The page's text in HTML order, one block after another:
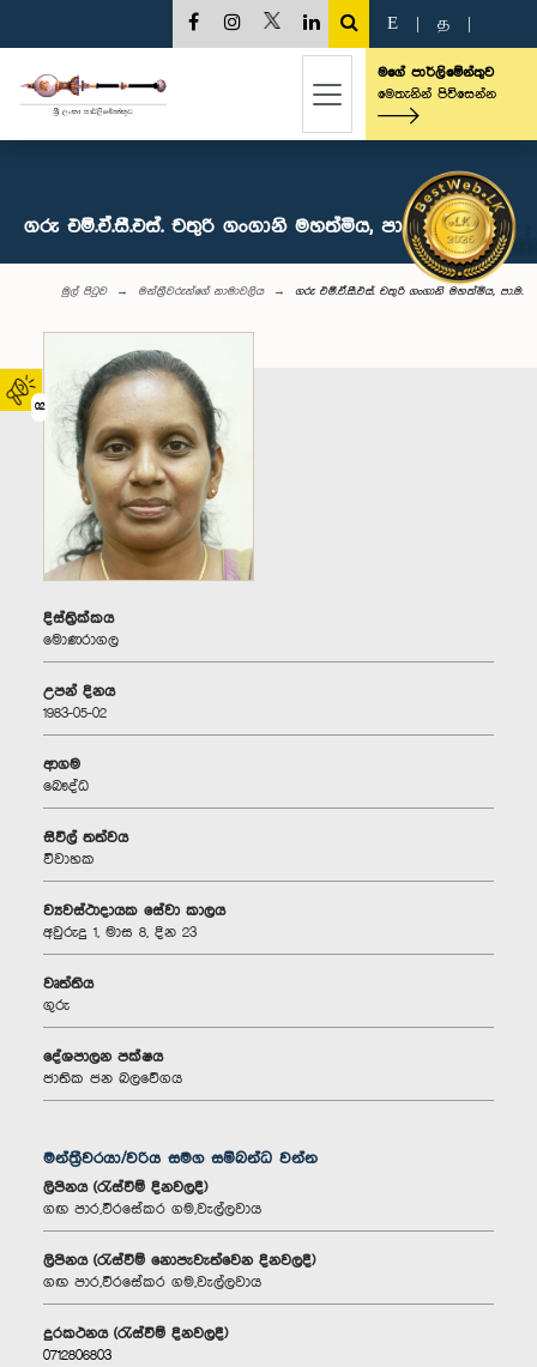
02
E த
මගේ පාර්ලිමේන්තුව
මෙතැනින් පිවිසෙන්න
ගරු එම්.ඒ.සී.එස්. චතුරි ගංගානි මහත්මිය, පා.ම.
මුල් පිටුව මන්ත්‍රීවරුන්‌ගේ නාමාවලිය ගරු එම්.ඒ.සී.එස්. චතුරි ගංගානි මහත්මිය, පා.ම.
දිස්ත්‍රික්කය
මොණරාගල
උපන් දිනය
1983-05-02
ආගම
බෞද්ධ
සිවිල් තත්වය
විවාහක
ව්‍යවස්ථාදායක සේවා කාලය
අවුරුදු 1, මාස 8, දින 23
වෘත්තිය
ගුරු
දේශපාලන පක්ෂය
ජාතික ජන බලවේගය
මන්ත්‍රීවරයා/වරිය සමග සම්බන්ධ වන්න
ලිපිනය (රැස්වීම් දිනවලදී)
‌ගඟ පාර,වීරසේකර ගම,වැල්ලවාය
ලිපිනය (රැස්වීම් නොපැවැත්වෙන දිනවලදී)
‌ගඟ පාර,වීරසේකර ගම,වැල්ලවාය
දුරකථනය (රැස්වීම් දිනවලදී)
0712806803